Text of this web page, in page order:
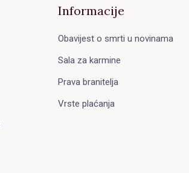
Informacije
Obavijest o smrti u novinama
Sala za karmine
Prava branitelja
Vrste plaćanja